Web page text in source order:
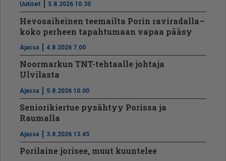
Uutiset 5.8.2026 10.30
Hevosaiheinen teemailta Porin raviradalla –
koko perheen tapahtumaan vapaa pääsy
Ajassa 4.8.2026 7.00
Noormarkun TNT-tehtaalle johtaja
Ulvilasta
Ajassa 5.8.2026 10.00
Seniorikiertue pysähtyy Porissa ja
Raumalla
Ajassa 3.8.2026 13.45
Porilaine jorisee, muut kuuntelee